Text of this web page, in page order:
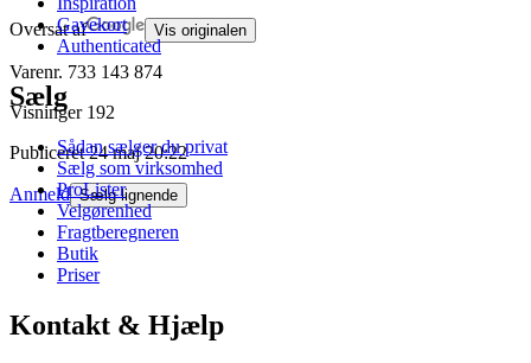
Oversat af Vis originalen
Varenr. 733 143 874
Visninger 192
Publiceret 24 maj 20:22
Anmeld Sælg lignende
Gavekort
Authenticated
Sælg
Sådan sælger du privat
Sælg som virksomhed
ProLister
Velgørenhed
Fragtberegneren
Butik
Priser
Kontakt & Hjælp